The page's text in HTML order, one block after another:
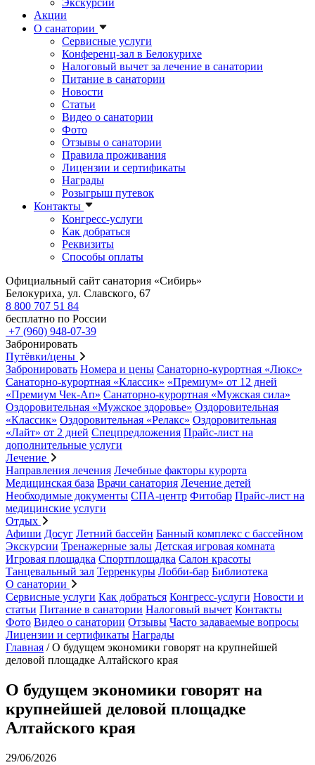
Экскурсии
Акции
О санатории
Сервисные услуги
Конференц-зал в Белокурихе
Налоговый вычет за лечение в санатории
Питание в санатории
Новости
Статьи
Видео о санатории
Фото
Отзывы о санатории
Правила проживания
Лицензии и сертификаты
Награды
Розыгрыш путевок
Контакты
Конгресс-услуги
Как добраться
Реквизиты
Способы оплаты
Официальный сайт санатория «Сибирь»
Белокуриха, ул. Славского, 67
8 800 707 51 84
бесплатно по России
+7 (960) 948-07-39
Забронировать
Путёвки/цены
Забронировать Номера и цены Санаторно-курортная «Люкс»
Санаторно-курортная «Классик» «Премиум» от 12 дней
«Премиум Чек-Ап» Санаторно-курортная «Мужская сила»
Оздоровительная «Мужское здоровье» Оздоровительная
«Классик» Оздоровительная «Релакс» Оздоровительная
«Лайт» от 2 дней Спецпредложения Прайс-лист на
дополнительные услуги
Лечение
Направления лечения Лечебные факторы курорта
Медицинская база Врачи санатория Лечение детей
Необходимые документы СПА-центр Фитобар Прайс-лист на
медицинские услуги
Отдых
Афиши Досуг Летний бассейн Банный комплекс с бассейном
Экскурсии Тренажерные залы Детская игровая комната
Игровая площадка Спортплощадка Салон красоты
Танцевальный зал Терренкуры Лобби-бар Библиотека
О санатории
Сервисные услуги Как добраться Конгресс-услуги Новости и
статьи Питание в санатории Налоговый вычет Контакты
Фото Видео о санатории Отзывы Часто задаваемые вопросы
Лицензии и сертификаты Награды
Главная /О будущем экономики говорят на крупнейшей
деловой площадке Алтайского края
О будущем экономики говорят на
крупнейшей деловой площадке
Алтайского края
29/06/2026